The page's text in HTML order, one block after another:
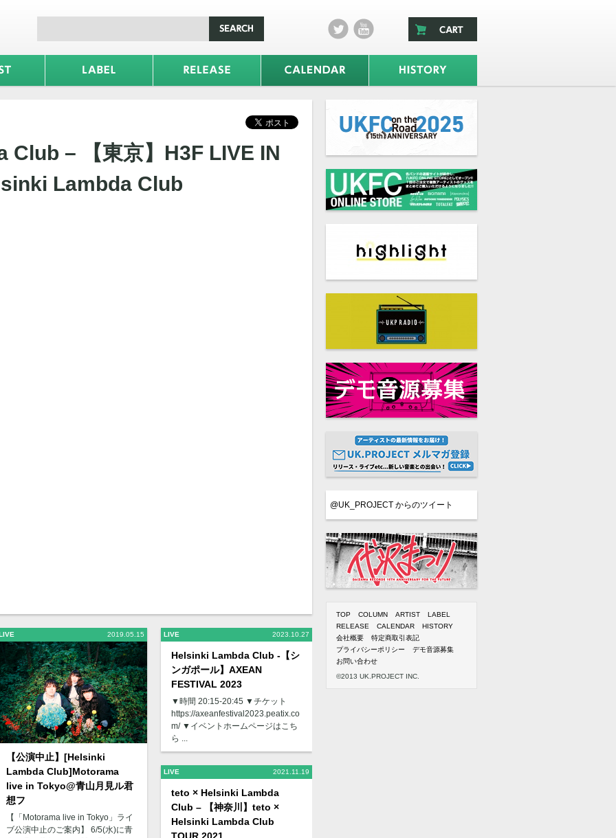
Club – 【東京】H3F LIVE IN
Lambda Club
2019.05.15
【公演中止】[Helsinki
Lambda Club]Motorama
live in Tokyo@青山月見ル君
想フ
【「Motorama live in Tokyo」ライ
ブ公演中止のご案内】 6/5(水)に青
LIVE 2023.10.27
Helsinki Lambda Club -【シ
ンガポール】AXEAN
FESTIVAL 2023
▼時間 20:15-20:45 ▼チケット
https://axeanfestival2023.peatix.co
m/ ▼イベントホームページはこち
ら ...
LIVE 2021.11.19
teto × Helsinki Lambda
Club – 【神奈川】teto ×
Helsinki Lambda Club
@UK_PROJECT からのツイート
TOP COLUMN ARTIST
LABEL
RELEASE
CALENDAR
HISTORY
会社概要
特定商取引表記
プライバシーポリシー
デモ音源募集
お問い合わせ
©2013 UK.PROJECT INC.